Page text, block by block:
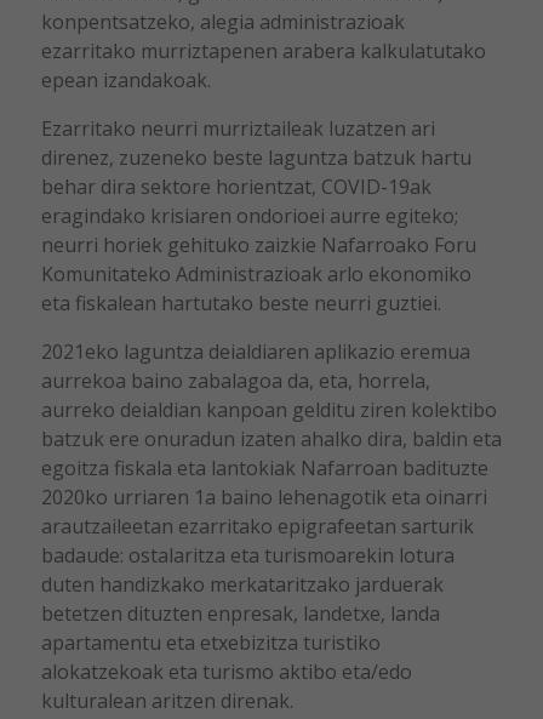
konpentsatzeko, alegia administrazioak
ezarritako murriztapenen arabera kalkulatutako
epean izandakoak.
Ezarritako neurri murriztaileak luzatzen ari
direnez, zuzeneko beste laguntza batzuk hartu
behar dira sektore horientzat, COVID-19ak
eragindako krisiaren ondorioei aurre egiteko;
neurri horiek gehituko zaizkie Nafarroako Foru
Komunitateko Administrazioak arlo ekonomiko
eta fiskalean hartutako beste neurri guztiei.
2021eko laguntza deialdiaren aplikazio eremua
aurrekoa baino zabalagoa da, eta, horrela,
aurreko deialdian kanpoan gelditu ziren kolektibo
batzuk ere onuradun izaten ahalko dira, baldin eta
egoitza fiskala eta lantokiak Nafarroan badituzte
2020ko urriaren 1a baino lehenagotik eta oinarri
arautzaileetan ezarritako epigrafeetan sarturik
badaude: ostalaritza eta turismoarekin lotura
duten handizkako merkataritzako jarduerak
betetzen dituzten enpresak, landetxe, landa
apartamentu eta etxebizitza turistiko
alokatzekoak eta turismo aktibo eta/edo
kulturalean aritzen direnak.